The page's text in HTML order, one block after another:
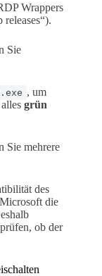
Wrappers
Sie
, um
grün
Sie mehrere
des
die
ob der